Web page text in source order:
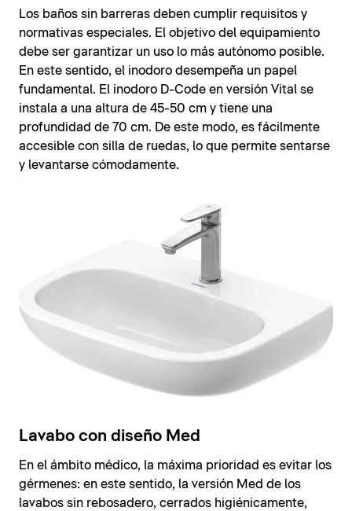
Los baños sin barreras deben cumplir requisitos y
normativas especiales. El objetivo del equipamiento
debe ser garantizar un uso lo más autónomo posible.
En este sentido, el inodoro desempeña un papel
fundamental. El inodoro D-Code en versión Vital se
instala a una altura de 45-50 cm y tiene una
profundidad de 70 cm. De este modo, es fácilmente
accesible con silla de ruedas, lo que permite sentarse
y levantarse cómodamente.
Lavabo con diseño Med
En el ámbito médico, la máxima prioridad es evitar los
gérmenes: en este sentido, la versión Med de los
lavabos sin rebosadero, cerrados higiénicamente,